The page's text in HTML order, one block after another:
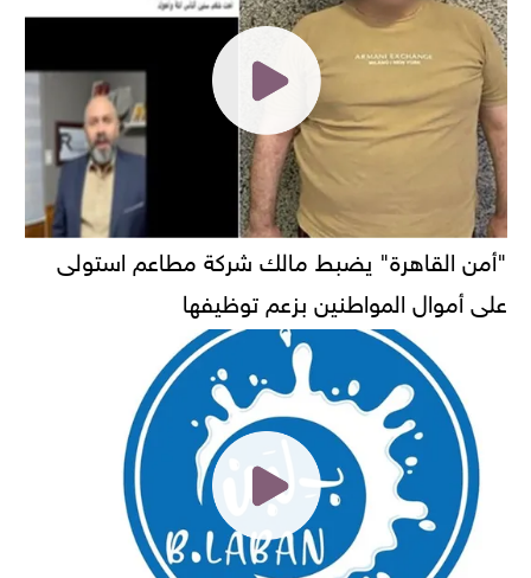
"أمن القاهرة" يضبط مالك شركة مطاعم استولى
على أموال المواطنين بزعم توظيفها